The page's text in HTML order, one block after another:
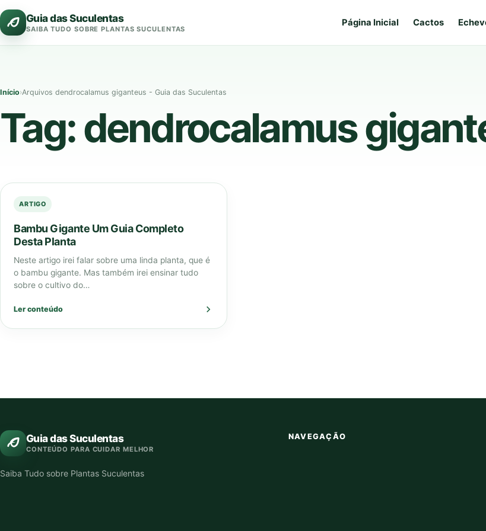
Pular
para
Guia das Suculentas
SAIBA TUDO SOBRE PLANTAS SUCULENTAS
Página Inicial Cactos
Início›Arquivos dendrocalamus giganteus - Guia das Suculentas
Tag:dendrocalamus
ARTIGO
Bambu Gigante Um Guia Completo
Desta Planta
Neste artigo irei falar sobre uma linda planta, que é
o bambu gigante. Mas também irei ensinar tudo
sobre o cultivo do…
Ler conteúdo
Guia das Suculentas
CONTEÚDO PARA CUIDAR MELHOR
Saiba Tudo sobre Plantas Suculentas
NAVEGAÇÃO